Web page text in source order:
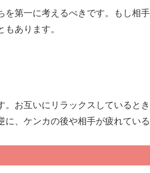
第一に考えるべきです。もし相
あります。
お互いにリラックスしていると
、ケンカの後や相手が疲れてい